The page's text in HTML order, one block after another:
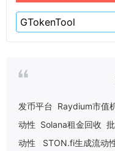
发币平台 Raydium市值
动性 Solana租金回收
动性
STON.fi生成流动